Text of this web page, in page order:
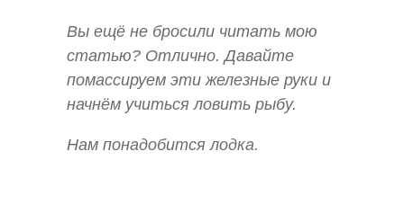
Вы ещё не бросили читать мою
статью? Отлично. Давайте
помассируем эти железные руки и
начнём учиться ловить рыбу.
Нам понадобится лодка.